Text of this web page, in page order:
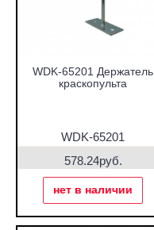
WDK-65201 Держатель
краскопульта
WDK-65201
578.24руб.
нет в наличии